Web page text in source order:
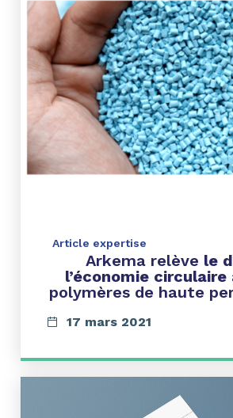
Article expertise
Arkema relève le
l’économie circulaire
polymères de haute
17 mars 2021